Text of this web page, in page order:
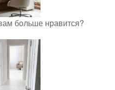
больше нравится?